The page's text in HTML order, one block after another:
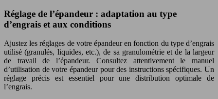
Réglage de l’épandeur : adaptation au type
d’engrais et aux conditions
Ajustez les réglages de votre épandeur en fonction du type d’engrais
utilisé (granulés, liquides, etc.), de sa granulométrie et de la largeur
de travail de l’épandeur. Consultez attentivement le manuel
d’utilisation de votre épandeur pour des instructions spécifiques. Un
réglage précis est essentiel pour une distribution optimale de
l’engrais.